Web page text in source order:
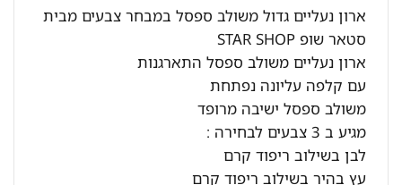
ארון נעליים גדול משולב ספסל במבחר צבעים מבית
סטאר שופ STAR SHOP
ארון נעליים משולב ספסל התארגנות
עם קלפה עליונה נפתחת
משולב ספסל ישיבה מרופד
מגיע ב 3 צבעים לבחירה :
לבן בשילוב ריפוד קרם
עץ בהיר בשילוב ריפוד קרם